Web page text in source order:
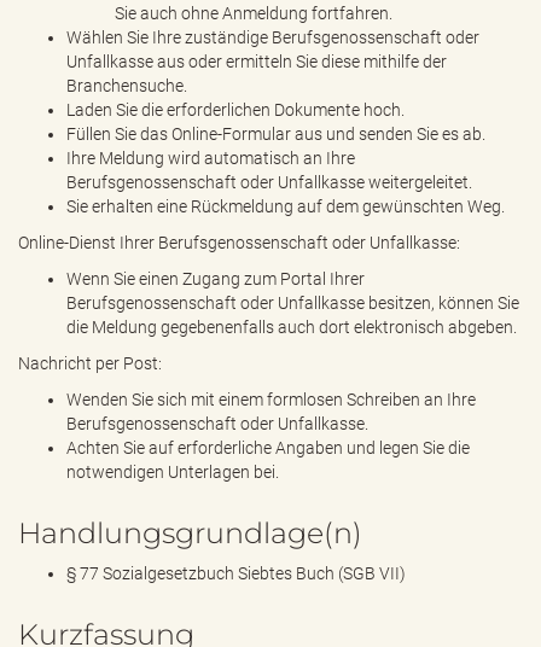
Sie auch ohne Anmeldung fortfahren.
Wählen Sie Ihre zuständige Berufsgenossenschaft oder
Unfallkasse aus oder ermitteln Sie diese mithilfe der
Branchensuche.
Laden Sie die erforderlichen Dokumente hoch.
Füllen Sie das Online-Formular aus und senden Sie es ab.
Ihre Meldung wird automatisch an Ihre
Berufsgenossenschaft oder Unfallkasse weitergeleitet.
Sie erhalten eine Rückmeldung auf dem gewünschten Weg.
Online-Dienst Ihrer Berufsgenossenschaft oder Unfallkasse:
Wenn Sie einen Zugang zum Portal Ihrer
Berufsgenossenschaft oder Unfallkasse besitzen, können Sie
die Meldung gegebenenfalls auch dort elektronisch abgeben.
Nachricht per Post:
Wenden Sie sich mit einem formlosen Schreiben an Ihre
Berufsgenossenschaft oder Unfallkasse.
Achten Sie auf erforderliche Angaben und legen Sie die
notwendigen Unterlagen bei.
Handlungsgrundlage(n)
§ 77 Sozialgesetzbuch Siebtes Buch (SGB VII)
Kurzfassung